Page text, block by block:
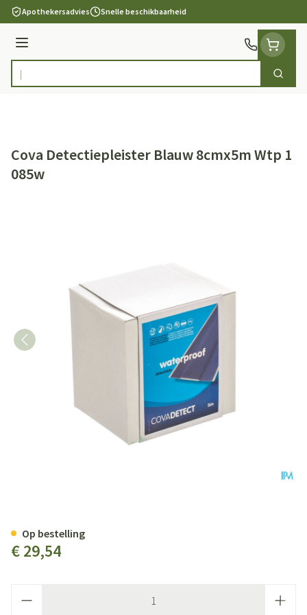
Ga naar de inhoud
Apothekersadvies Snelle beschikbaarheid
Menu
Product, merk, categorie... Zoek
Cova Detectiepleister Blauw 8cmx5m Wtp 1
085w
€ 29,54
Op bestelling